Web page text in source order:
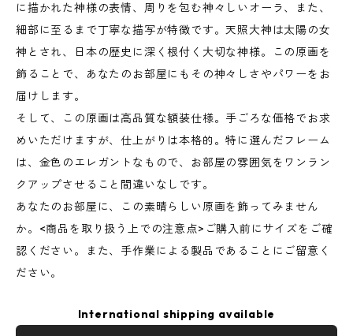
に描かれた神様の表情、周りを包む神々しいオーラ、また、
細部に至るまで丁寧な描写が特徴です。天照大神は太陽の女
神とされ、日本の歴史に深く根付く大切な神様。この原画を
飾ることで、あなたのお部屋にもその神々しさやパワーをお
届けします。
そして、この原画は高品質な額装仕様。手ごろな価格でお求
めいただけますが、仕上がりは本格的。特に選んだフレーム
は、金色のエレガントなもので、お部屋の雰囲気をワンラン
クアップさせること間違いなしです。
あなたのお部屋に、この素晴らしい原画を飾ってみません
か。<商品を取り扱う上での注意点>ご購入前にサイズをご確
認ください。また、手作業による製品であることにご留意く
ださい。
International shipping available